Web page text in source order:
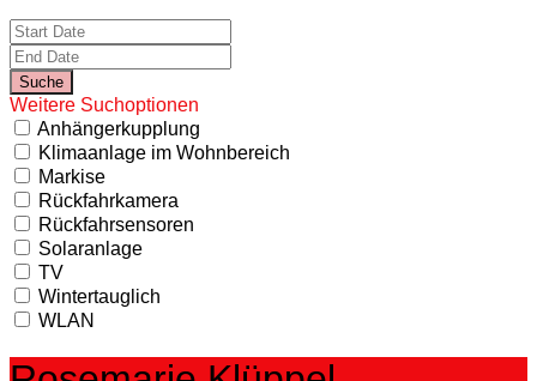
Weitere Suchoptionen
Anhängerkupplung
Klimaanlage im Wohnbereich
Markise
Rückfahrkamera
Rückfahrsensoren
Solaranlage
TV
Wintertauglich
WLAN